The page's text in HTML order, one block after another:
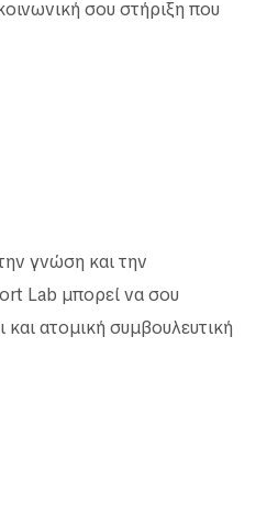
σου στήριξη που
γνώση και την
Lab μπορεί να σου
ατομική συμβουλευτική